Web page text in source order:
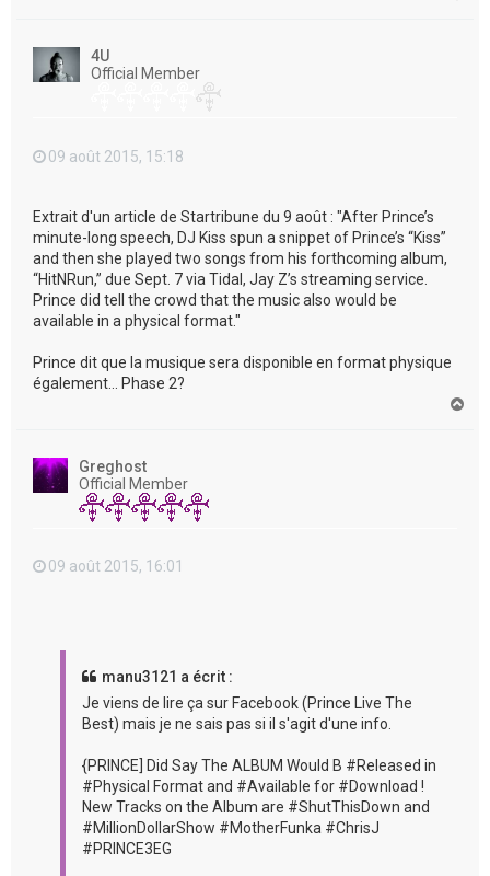
4U
Official Member
09 août 2015, 15:18
Extrait d'un article de Startribune du 9 août : "After Prince’s
minute-long speech, DJ Kiss spun a snippet of Prince’s “Kiss”
and then she played two songs from his forthcoming album,
“HitNRun,” due Sept. 7 via Tidal, Jay Z’s streaming service.
Prince did tell the crowd that the music also would be
available in a physical format."
Prince dit que la musique sera disponible en format physique
également... Phase 2?
Greghost
Official Member
09 août 2015, 16:01
manu3121 a écrit :
Je viens de lire ça sur Facebook (Prince Live The
Best) mais je ne sais pas si il s'agit d'une info.
{PRINCE] Did Say The ALBUM Would B ‪#‎Released‬ in
‪#‎Physical‬ Format and ‪#‎Available‬ for ‪#‎Download‬ !
New Tracks on the Album are ‪#‎ShutThisDown‬ and
‪#‎MillionDollarShow‬ ‪#‎MotherFunka‬ ‪#‎ChrisJ‬
‪#‎PRINCE3EG‬